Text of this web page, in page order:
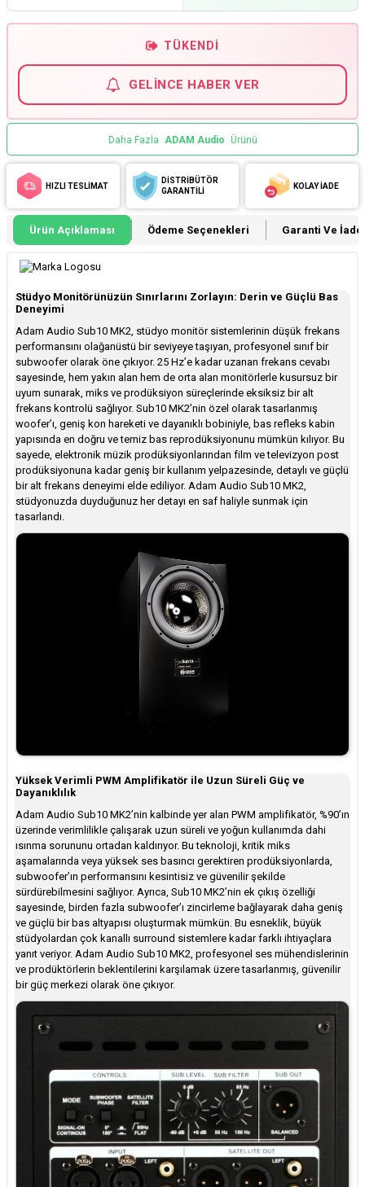
TÜKENDI
GELINCE HABER VER
Daha Fazla ADAM Audio Ürünü
HIZLI TESLİMAT
DİSTRİBÜTÖR
GARANTİLİ
KOLAY İADE
Ürün Açıklaması Ödeme Seçenekleri Garanti Ve İade
Stüdyo Monitörünüzün Sınırlarını Zorlayın: Derin ve Güçlü Bas
Deneyimi
Adam Audio Sub10 MK2, stüdyo monitör sistemlerinin düşük frekans
performansını olağanüstü bir seviyeye taşıyan, profesyonel sınıf bir
subwoofer olarak öne çıkıyor. 25 Hz’e kadar uzanan frekans cevabı
sayesinde, hem yakın alan hem de orta alan monitörlerle kusursuz bir
uyum sunarak, miks ve prodüksiyon süreçlerinde eksiksiz bir alt
frekans kontrolü sağlıyor. Sub10 MK2’nin özel olarak tasarlanmış
woofer’ı, geniş kon hareketi ve dayanıklı bobiniyle, bas refleks kabin
yapısında en doğru ve temiz bas reprodüksiyonunu mümkün kılıyor. Bu
sayede, elektronik müzik prodüksiyonlarından film ve televizyon post
prodüksiyonuna kadar geniş bir kullanım yelpazesinde, detaylı ve güçlü
bir alt frekans deneyimi elde ediliyor. Adam Audio Sub10 MK2,
stüdyonuzda duyduğunuz her detayı en saf haliyle sunmak için
tasarlandı.
Yüksek Verimli PWM Amplifikatör ile Uzun Süreli Güç ve
Dayanıklılık
Adam Audio Sub10 MK2’nin kalbinde yer alan PWM amplifikatör, %90’ın
üzerinde verimlilikle çalışarak uzun süreli ve yoğun kullanımda dahi
ısınma sorununu ortadan kaldırıyor. Bu teknoloji, kritik miks
aşamalarında veya yüksek ses basıncı gerektiren prodüksiyonlarda,
subwoofer’ın performansını kesintisiz ve güvenilir şekilde
sürdürebilmesini sağlıyor. Ayrıca, Sub10 MK2’nin ek çıkış özelliği
sayesinde, birden fazla subwoofer’ı zincirleme bağlayarak daha geniş
ve güçlü bir bas altyapısı oluşturmak mümkün. Bu esneklik, büyük
stüdyolardan çok kanallı surround sistemlere kadar farklı ihtiyaçlara
yanıt veriyor. Adam Audio Sub10 MK2, profesyonel ses mühendislerinin
ve prodüktörlerin beklentilerini karşılamak üzere tasarlanmış, güvenilir
bir güç merkezi olarak öne çıkıyor.